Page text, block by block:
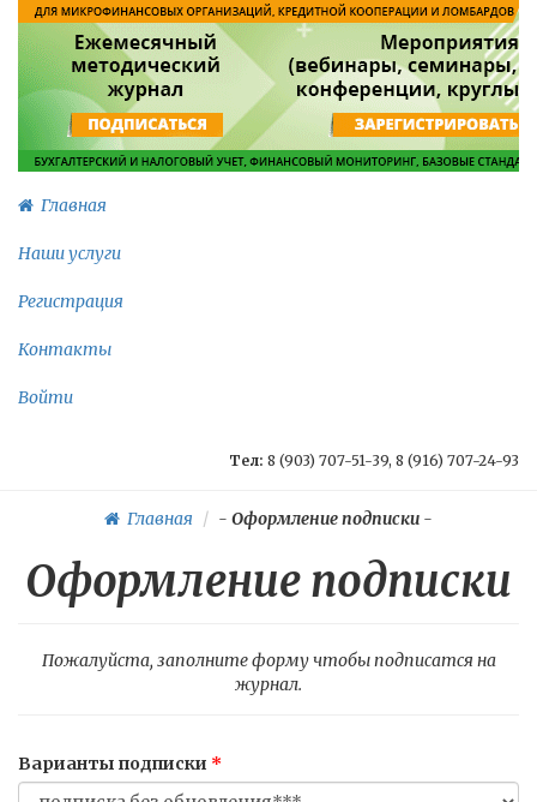
Главная
Наши услуги
Регистрация
Контакты
Войти
Тел: 8 (903) 707-51-39, 8 (916) 707-24-93
Главная - Оформление подписки -
Оформление подписки
Пожалуйста, заполните форму чтобы подписатся на
журнал.
Варианты подписки